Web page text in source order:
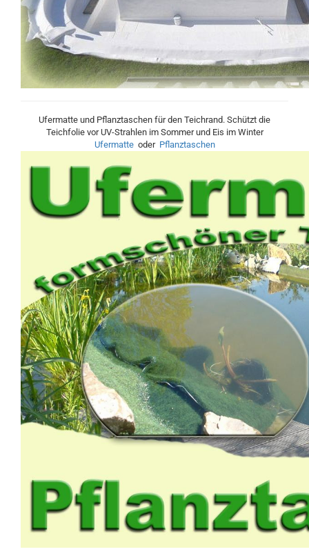
Ufermatte und Pflanztaschen für den Teichrand. Schützt die
Teichfolie vor UV-Strahlen im Sommer und Eis im Winter
Ufermatteoder Pflanztaschen